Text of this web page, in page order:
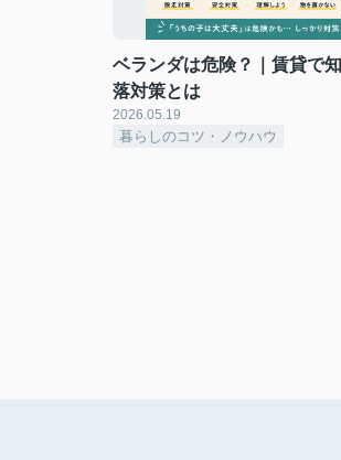
ベランダは危険？｜賃貸で
落対策とは
2026.05.19
暮らしのコツ・ノウハウ